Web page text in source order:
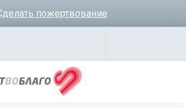
пожертвование